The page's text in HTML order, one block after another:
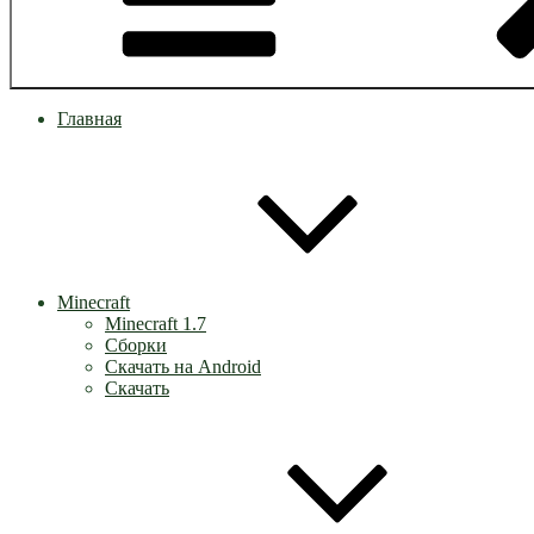
Главная
Minecraft
Minecraft 1.7
Сборки
Скачать на Android
Скачать